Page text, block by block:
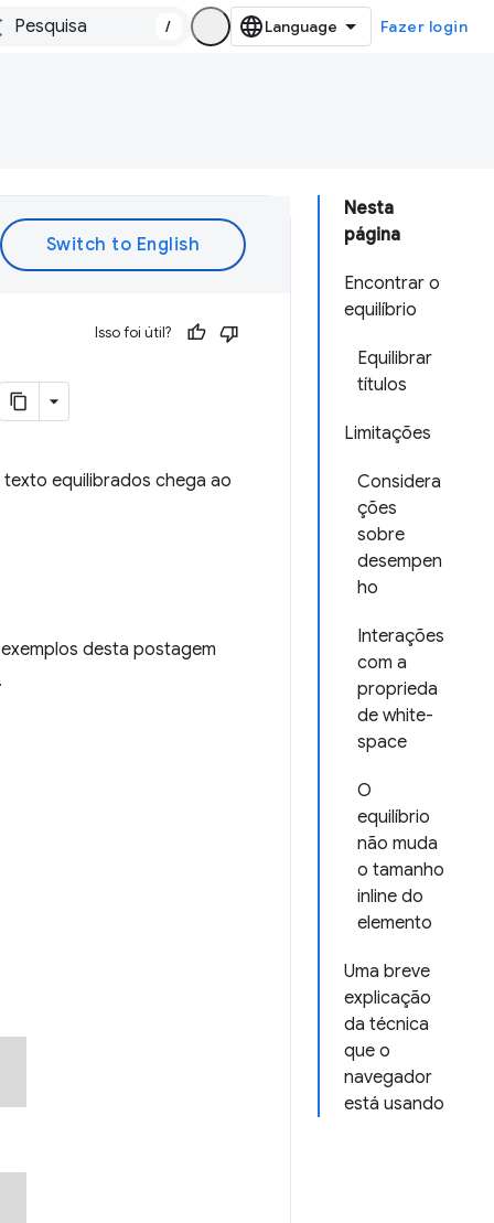
/ Fazer login
Nesta
página
Encontrar o
equilíbrio
Equilibrar
títulos
Limitações
Considera
ções
sobre
desempen
ho
Interações
com a
proprieda
de white-
space
O
equilíbrio
não muda
o tamanho
inline do
elemento
Uma breve
explicação
da técnica
que o
navegador
está usando
Isso foi útil?
equilibrados chega ao
desta postagem